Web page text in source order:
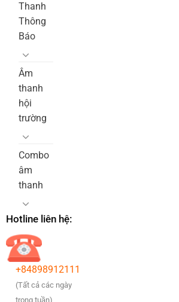
Thanh
Thông
Báo
Âm
thanh
hội
trường
Combo
âm
thanh
Hotline liên hệ:
+84898912111
(Tất cả các ngày
trong tuần)